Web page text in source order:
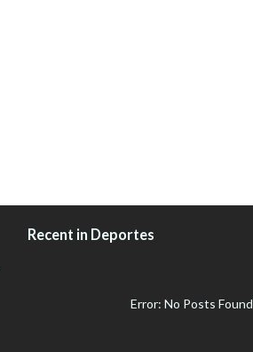
Recent in Deportes
Error: No Posts Found